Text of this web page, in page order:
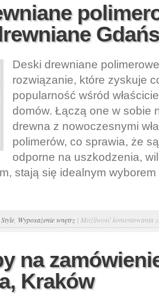
podłóg
–
salon
Gdynii
Deski drewniane
rozwiązanie, które zyskuje
popularność wśród
domów. Łączą one w sobie
drewna z nowoczesnymi
polimerów, co sprawia, że
odporne na uszkodzenia,
stają się idealnym
Style Wyposażenie wnętrz | Możliwość komentowania
–
na
Kraków